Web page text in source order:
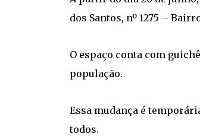
dos Santos, nº 1275 –
O espaço conta com
população.
Essa mudança é
todos.